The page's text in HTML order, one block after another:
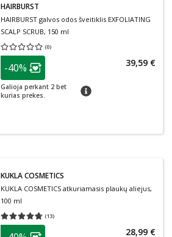
HAIRBURST
HAIRBURST galvos odos šveitiklis EXFOLIATING
SCALP SCRUB, 150 ml
(0)
Vidutinis įvertinimas 0.00
patarimas
Lojalumo klubo narių nuolaida
-40%
Galioja perkant 2 bet
kurias prekes.
patarimas
39,59 €
KUKLA COSMETICS
KUKLA COSMETICS atkuriamasis plaukų aliejus,
100 ml
(13)
Vidutinis įvertinimas 4.69
patarimas 28,99 €